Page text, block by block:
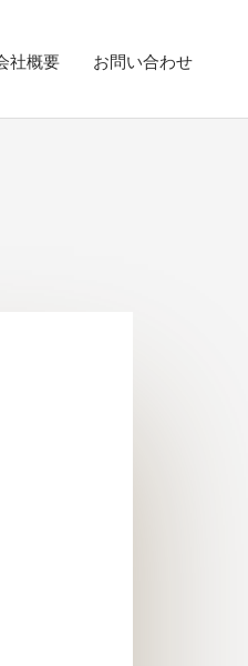
社概要 お問い合わせ